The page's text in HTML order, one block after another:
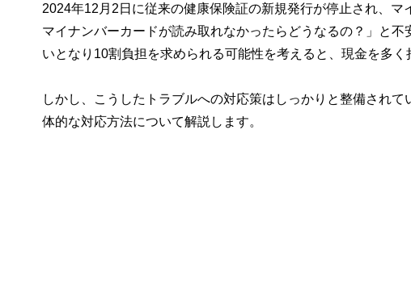
2024年12月2日に従来の健康保険証の新規発行が停止され、
マイナンバーカードが読み取れなかったらどうなるの？」と
いとなり10割負担を求められる可能性を考えると、現金を多く
しかし、こうしたトラブルへの対応策はしっかりと整備され
体的な対応方法について解説します。